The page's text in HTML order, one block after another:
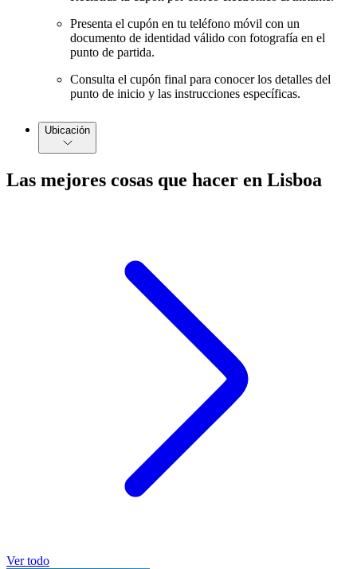
Presenta el cupón en tu teléfono móvil con un
documento de identidad válido con fotografía en el
punto de partida.
Consulta el cupón final para conocer los detalles del
punto de inicio y las instrucciones específicas.
Ubicación
Las mejores cosas que hacer en Lisboa
Ver todo